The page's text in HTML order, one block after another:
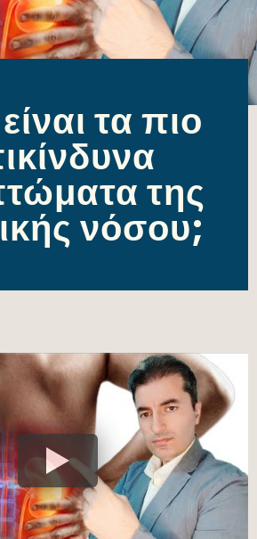
τα πιο
της
νόσου;